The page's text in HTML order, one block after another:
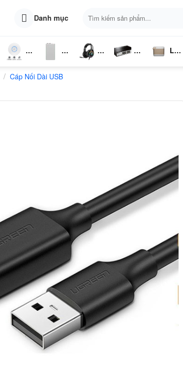
Danh mục
kiếm:
Wifi
Kiện
Loa
/ Cáp Nối Dài USB